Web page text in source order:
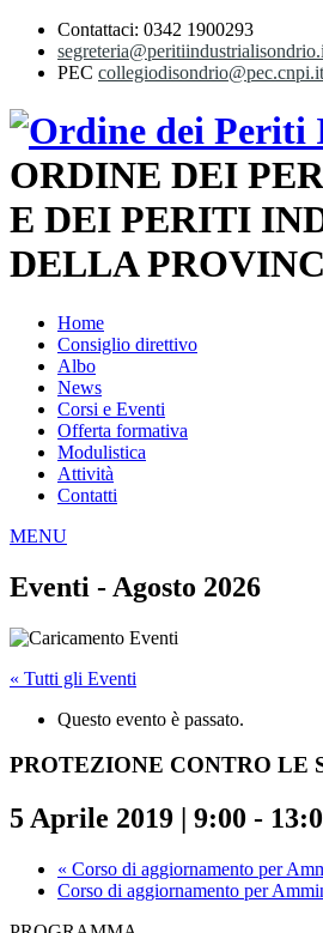
Contattaci: 0342 1900293
PEC collegiodisondrio@pec.cnpi.it
ORDINE DEI
E DEI PERITI
DELLA
Home
Consiglio direttivo
Albo
News
Corsi e Eventi
Offerta formativa
Modulistica
Attività
Contatti
MENU
Eventi - Agosto 2026
« Tutti gli Eventi
Questo evento è passato.
PROTEZIONE CONTRO LE
5 Aprile 2019 | 9:00 -
« Corso di aggiornamento per
Corso di aggiornamento per